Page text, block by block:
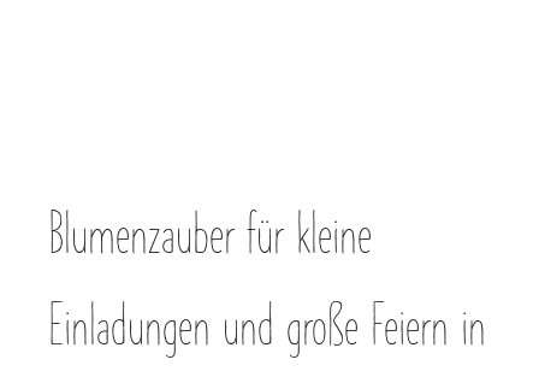
Blumenzauber für kleine
Einladungen und große Feiern in